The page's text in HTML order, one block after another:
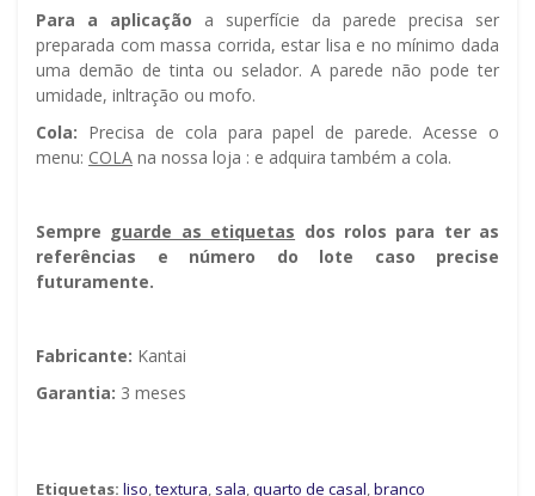
Para a aplicação a superfície da parede precisa ser
preparada com massa corrida, estar lisa e no mínimo dada
uma demão de tinta ou selador. A parede não pode ter
umidade, infiltração ou mofo.
Cola: Precisa de cola para papel de parede. Acesse o
menu: COLA na nossa loja : e adquira também a cola.
Sempre guarde as etiquetas dos rolos para ter as
referências e número do lote caso precise
futuramente.
Fabricante: Kantai
Garantia: 3 meses
Etiquetas: liso,textura, sala,quarto de casal,branco